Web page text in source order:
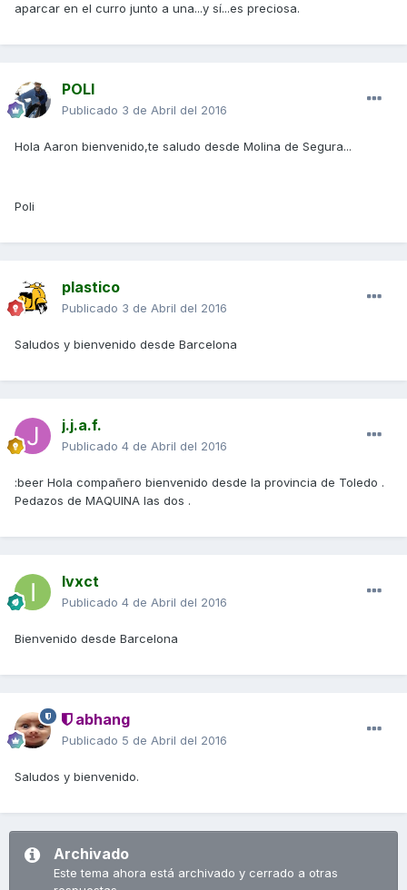
aparcar en el curro junto a una...y sí...es preciosa.
POLI
Publicado 3 de Abril del 2016
Hola Aaron bienvenido,te saludo desde Molina de Segura...
Poli
plastico
Publicado 3 de Abril del 2016
Saludos y bienvenido desde Barcelona
j.j.a.f.
Publicado 4 de Abril del 2016
:beer Hola compañero bienvenido desde la provincia de Toledo .
Pedazos de MAQUINA las dos .
Ivxct
Publicado 4 de Abril del 2016
Bienvenido desde Barcelona
abhang
Publicado 5 de Abril del 2016
Saludos y bienvenido.
Archivado
Este tema ahora está archivado y cerrado a otras